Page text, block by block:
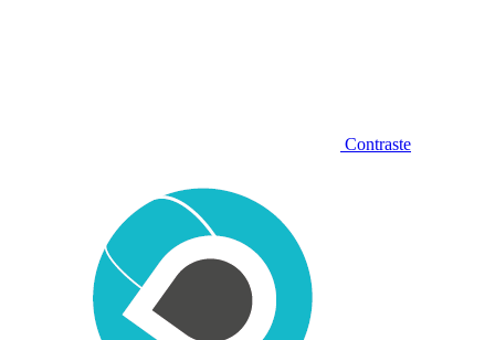
Contraste